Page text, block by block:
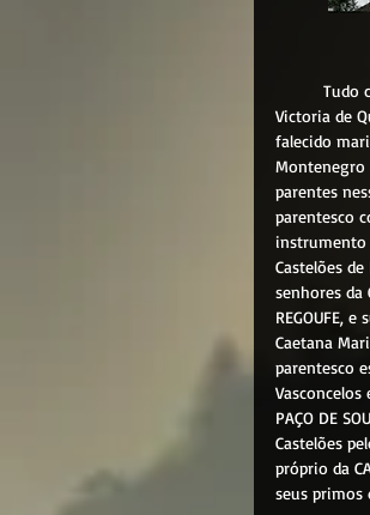
Victoria de
falecido
Montenegro
parentes
parentesco
instrumento
Castelões
senhores da
REGOUFE,
Caetana
parentesco
Vasconcelos
PAÇO DE
Castelões
próprio da
seus primos